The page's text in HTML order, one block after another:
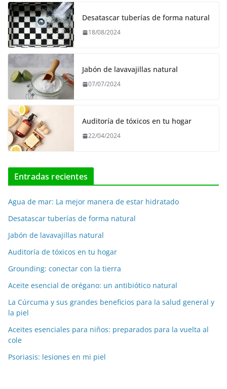
Desatascar tuberías de forma natural
18/08/2024
Jabón de lavavajillas natural
07/07/2024
Auditoría de tóxicos en tu hogar
22/04/2024
Entradas recientes
Agua de mar: La mejor manera de estar hidratado
Desatascar tuberías de forma natural
Jabón de lavavajillas natural
Auditoría de tóxicos en tu hogar
Grounding: conectar con la tierra
Aceite esencial de orégano: un antibiótico natural
La Cúrcuma y sus grandes beneficios para la salud general y
la piel
Aceites esenciales para niños: preparados para la vuelta al
cole
Psoriasis: lesiones en mi piel